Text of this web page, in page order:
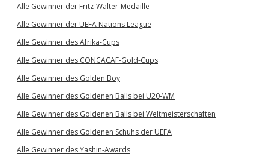
Alle Gewinner der Fritz-Walter-Medaille
Alle Gewinner der UEFA Nations League
Alle Gewinner des Afrika-Cups
Alle Gewinner des CONCACAF-Gold-Cups
Alle Gewinner des Golden Boy
Alle Gewinner des Goldenen Balls bei U20-WM
Alle Gewinner des Goldenen Balls bei Weltmeisterschaften
Alle Gewinner des Goldenen Schuhs der UEFA
Alle Gewinner des Yashin-Awards